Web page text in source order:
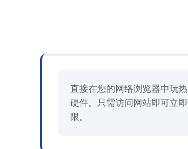
直接在您的网络浏览器中玩
硬件。只需访问网站即可立
限。